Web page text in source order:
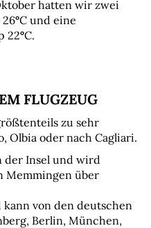
hatten wir zwei
°C und eine
22°C.
FLUGZEUG
zu sehr
Olbia oder nach Cagliari.
der Insel und wird
Memmingen über
von den deutschen
Berlin, München,